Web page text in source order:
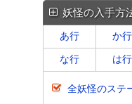
妖怪の入手方
あ行 か行
な行 は行
全妖怪のステ